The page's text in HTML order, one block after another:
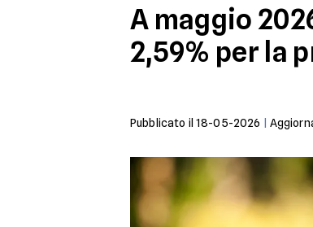
A maggio
2,59% per la
Pubblicato il 18-05-2026